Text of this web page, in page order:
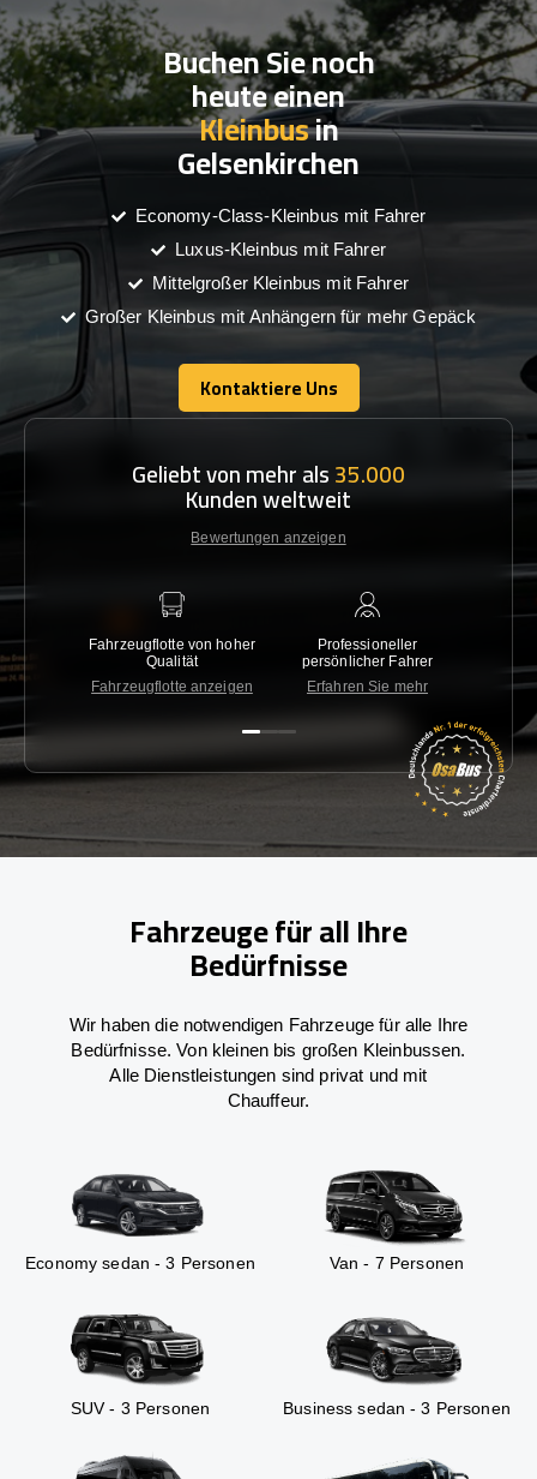
Buchen Sie noch
heute einen
Kleinbusin
Gelsenkirchen
Economy-Class-Kleinbus mit Fahrer
Luxus-Kleinbus mit Fahrer
Mittelgroßer Kleinbus mit Fahrer
Großer Kleinbus mit Anhängern für mehr Gepäck
Kontaktiere Uns
Kontaktiere Uns
Geliebt von mehr als35.000
Kunden weltweit
Bewertungen anzeigen
Fahrzeugflotte von hoher
Qualität
Fahrzeugflotte anzeigen
Professioneller
persönlicher Fahrer
Erfahren Sie mehr
Fahrzeuge für all Ihre
Bedürfnisse
Wir haben die notwendigen Fahrzeuge für alle Ihre
Bedürfnisse. Von kleinen bis großen Kleinbussen.
Alle Dienstleistungen sind privat und mit
Chauffeur.
Economy sedan - 3 Personen Van - 7 Personen
SUV - 3 Personen Business sedan - 3 Personen